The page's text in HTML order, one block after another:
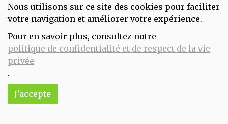
Nous utilisons sur ce site des cookies pour faciliter
votre navigation et améliorer votre expérience.
Pour en savoir plus, consultez notre
politique de confidentialité et de respect de la vie
privée
.
J'accepte
Crème à récurrer L'ARBRE VERT
2.75€/pc
Réception souhaitée le